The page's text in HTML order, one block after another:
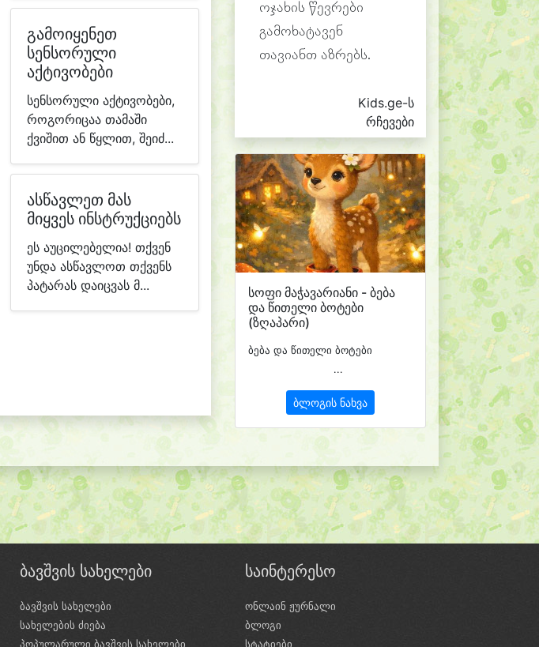
გამოიყენეთ
სენსორული
აქტივობები
სენსორული აქტივობები,
როგორიცაა თამაში
ქვიშით ან წყლით, შეიძ...
ასწავლეთ მას
მიყვეს ინსტრუქციებს
ეს აუცილებელია! თქვენ
უნდა ასწავლოთ თქვენს
პატარას დაიცვას მ...
ოჯახის წევრები
გამოხატავენ
თავიანთ აზრებს.
Kids.ge-ს
რჩევები
სოფი მაჭავარიანი - ბება
და წითელი ბოტები
(ზღაპარი)
ბება და წითელი ბოტები
...
ბლოგის ნახვა
ბავშვის სახელები
ბავშვის სახელები
სახელების ძიება
პოპულარული ბავშვის სახელები
საინტერესო
ონლაინ ჟურნალი
ბლოგი
სტატიები